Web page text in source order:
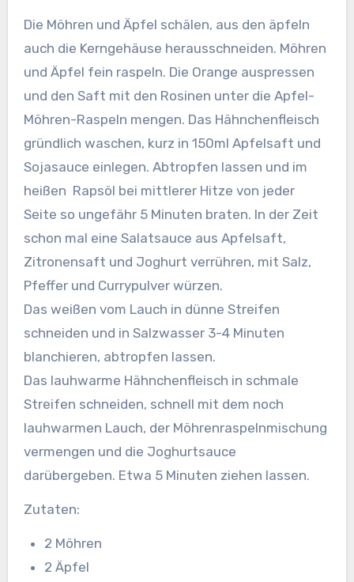
Die Möhren und Äpfel schälen, aus den äpfeln
auch die Kerngehäuse herausschneiden. Möhren
und Äpfel fein raspeln. Die Orange auspressen
und den Saft mit den Rosinen unter die Apfel-
Möhren-Raspeln mengen. Das Hähnchenfleisch
gründlich waschen, kurz in 150ml Apfelsaft und
Sojasauce einlegen. Abtropfen lassen und im
heißen Rapsöl bei mittlerer Hitze von jeder
Seite so ungefähr 5 Minuten braten. In der Zeit
schon mal eine Salatsauce aus Apfelsaft,
Zitronensaft und Joghurt verrühren, mit Salz,
Pfeffer und Currypulver würzen.
Das weißen vom Lauch in dünne Streifen
schneiden und in Salzwasser 3-4 Minuten
blanchieren, abtropfen lassen.
Das lauhwarme Hähnchenfleisch in schmale
Streifen schneiden, schnell mit dem noch
lauhwarmen Lauch, der Möhrenraspelnmischung
vermengen und die Joghurtsauce
darübergeben. Etwa 5 Minuten ziehen lassen.
Zutaten:
2 Möhren
2 Äpfel